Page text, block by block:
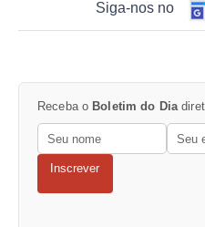
Siga-nos no
Receba o Boletim do Dia
Inscrever